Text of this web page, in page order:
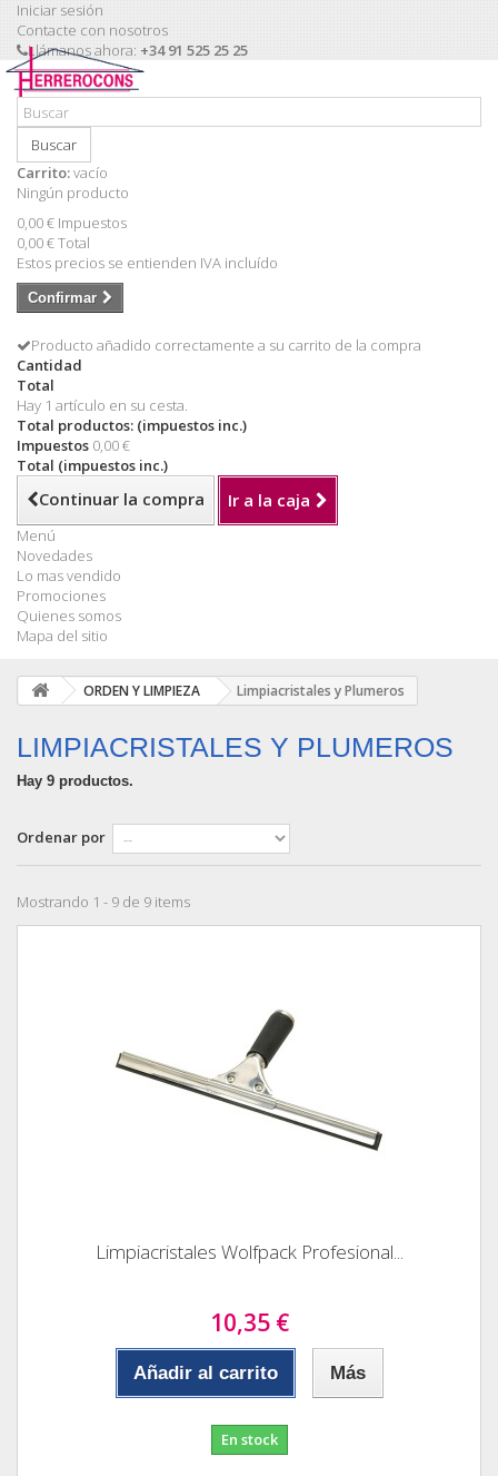
Iniciar sesión
Contacte con nosotros
Llámanos ahora: +34 91 525 25 25
Buscar
Carrito:vacío
Ningún producto
0,00 € Impuestos
0,00 €Total
Estos precios se entienden IVA incluído
Confirmar
Producto añadido correctamente a su carrito de la compra
Cantidad
Total
Hay 1 artículo en su cesta.
Total productos: (impuestos inc.)
Impuestos 0,00 €
Total (impuestos inc.)
Continuar la compra Ir a la caja
Menú
Novedades
Lo mas vendido
Promociones
Quienes somos
Mapa del sitio
ORDEN Y LIMPIEZA Limpiacristales y Plumeros
LIMPIACRISTALES Y PLUMEROS
Hay 9 productos.
Ordenar por
Mostrando 1 - 9 de 9 items
Limpiacristales Wolfpack Profesional...
10,35 €
Añadir al carrito Más
En stock